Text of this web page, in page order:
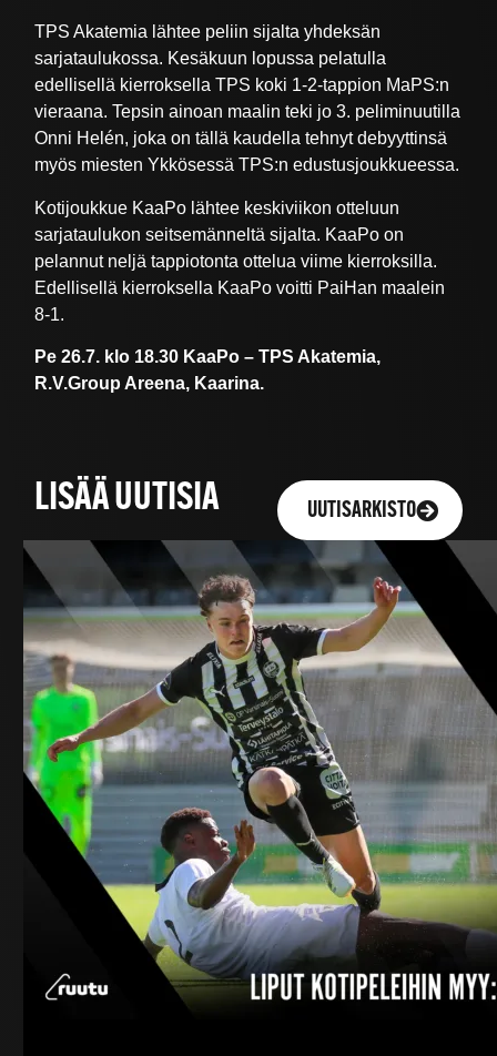
TPS Akatemia lähtee peliin sijalta yhdeksän
sarjataulukossa. Kesäkuun lopussa pelatulla
edellisellä kierroksella TPS koki 1-2-tappion MaPS:n
vieraana. Tepsin ainoan maalin teki jo 3. peliminuutilla
Onni Helén, joka on tällä kaudella tehnyt debyyttinsä
myös miesten Ykkösessä TPS:n edustusjoukkueessa.
Kotijoukkue KaaPo lähtee keskiviikon otteluun
sarjataulukon seitsemänneltä sijalta. KaaPo on
pelannut neljä tappiotonta ottelua viime kierroksilla.
Edellisellä kierroksella KaaPo voitti PaiHan maalein
8-1.
Pe 26.7. klo 18.30 KaaPo – TPS Akatemia,
R.V.Group Areena, Kaarina.
LISÄÄ UUTISIA UUTISARKISTO